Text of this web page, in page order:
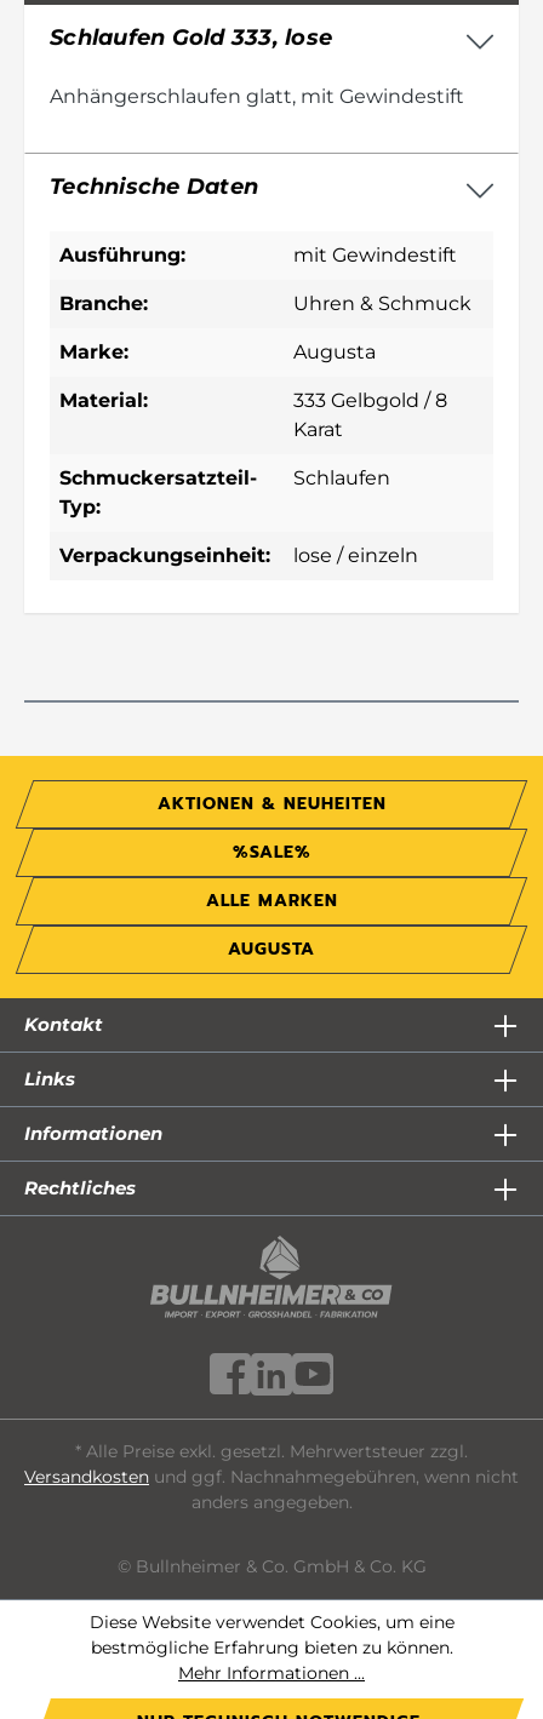
Schlaufen Gold 333, lose
Anhängerschlaufen glatt, mit Gewindestift
Technische Daten
Ausführung: mit Gewindestift
Branche: Uhren & Schmuck
Marke: Augusta
Material:
333 Gelbgold / 8
Karat
Schmuckersatzteil-
Typ:
Schlaufen
Verpackungseinheit: lose / einzeln
AKTIONEN & NEUHEITEN
%SALE%
ALLE MARKEN
AUGUSTA
Kontakt
Links
Informationen
Rechtliches
* Alle Preise exkl. gesetzl. Mehrwertsteuer zzgl.
Versandkosten und ggf. Nachnahmegebühren, wenn nicht
anders angegeben.
© Bullnheimer & Co. GmbH & Co. KG
Diese Website verwendet Cookies, um eine
bestmögliche Erfahrung bieten zu können.
Mehr Informationen ...